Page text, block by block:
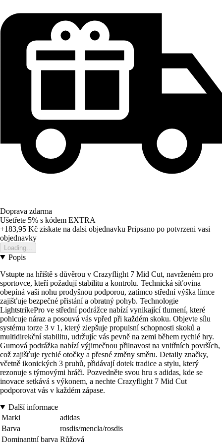
Doprava zdarma
Ušetřete 5% s kódem EXTRA
+183,95 Kč ziskate na dalsi objednavku Pripsano po potvrzeni vasi
objednavky
Loading...
Popis
Vstupte na hřiště s důvěrou v Crazyflight 7 Mid Cut, navrženém pro
sportovce, kteří požadují stabilitu a kontrolu. Technická síťovina
obepíná vaši nohu prodyšnou podporou, zatímco střední výška límce
zajišťuje bezpečné přistání a obratný pohyb. Technologie
LightstrikePro ve střední podrážce nabízí vynikající tlumení, které
pohlcuje náraz a posouvá vás vpřed při každém skoku. Objevte sílu
systému torze 3 v 1, který zlepšuje propulsní schopnosti skoků a
multidirekční stabilitu, udržujíc vás pevně na zemi během rychlé hry.
Gumová podrážka nabízí výjimečnou přilnavost na vnitřních površích,
což zajišťuje rychlé otočky a přesné změny směru. Detaily značky,
včetně ikonických 3 pruhů, přidávají dotek tradice a stylu, který
rezonuje s týmovými hráči. Pozvedněte svou hru s adidas, kde se
inovace setkává s výkonem, a nechte Crazyflight 7 Mid Cut
podporovat vás v každém zápase.
Další informace
Marki
adidas
Barva
rosdis/mencla/rosdis
Dominantní barva Růžová